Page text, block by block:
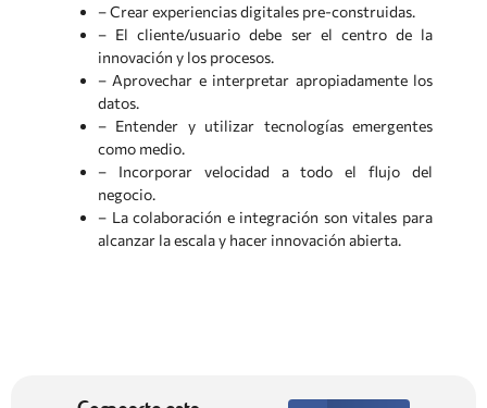
– Crear experiencias digitales pre-construidas.
– El cliente/usuario debe ser el centro de la
innovación y los procesos.
– Aprovechar e interpretar apropiadamente los
datos.
– Entender y utilizar tecnologías emergentes
como medio.
– Incorporar velocidad a todo el flujo del
negocio.
– La colaboración e integración son vitales para
alcanzar la escala y hacer innovación abierta.